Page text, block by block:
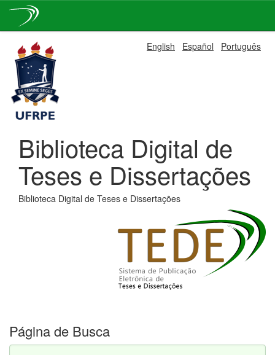
navigation
English Español Português
Biblioteca Digital de
Teses e Dissertações
Biblioteca Digital de Teses e Dissertações
Página de Busca